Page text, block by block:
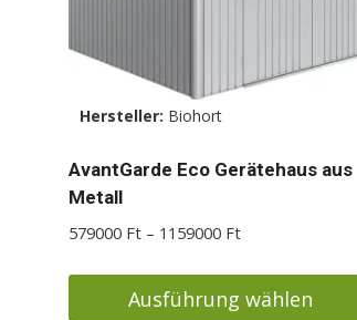
Hersteller: Biohort
AvantGarde Eco Gerätehaus aus
Metall
579000 Ft – 1159000 FtPreisspanne:
1159000 Ft
Ausführung wählen